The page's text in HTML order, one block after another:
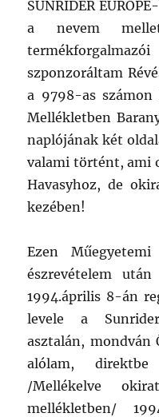
SUNRIDER
a nevem
szponzoráltam
a 9798-as
Mellékletben
naplójának két
valami történt, ami
Havasyhoz, de
kezében!
Ezen
észrevételem
1994.április 8-án
levele a
asztalán, mondván
alólam,
/Mellékelve
mellékletben/